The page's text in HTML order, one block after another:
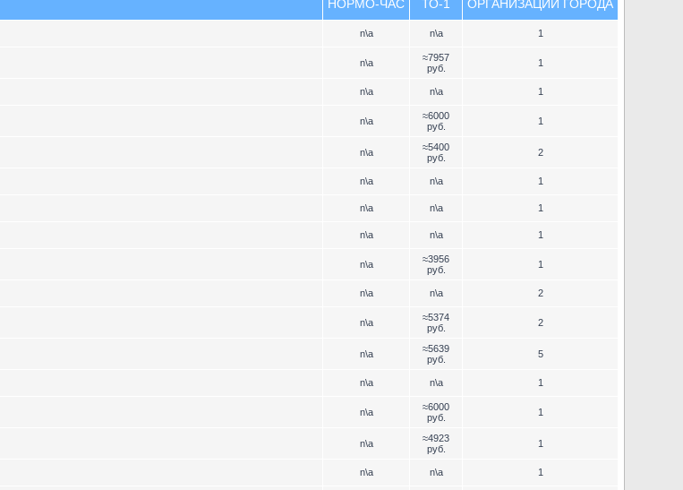
НОРМО-ЧАС ТО-1 ОРГАНИЗАЦИИ ГОРОДА
n\a n\a 1
n\a
≈7957
руб.
1
n\a n\a 1
n\a
≈6000
руб.
1
n\a
≈5400
руб.
2
n\a n\a 1
n\a n\a 1
n\a n\a 1
n\a
≈3956
руб.
1
n\a n\a 2
n\a
≈5374
руб.
2
n\a
≈5639
руб.
5
n\a n\a 1
n\a
≈6000
руб.
1
n\a
≈4923
руб.
1
n\a n\a 1